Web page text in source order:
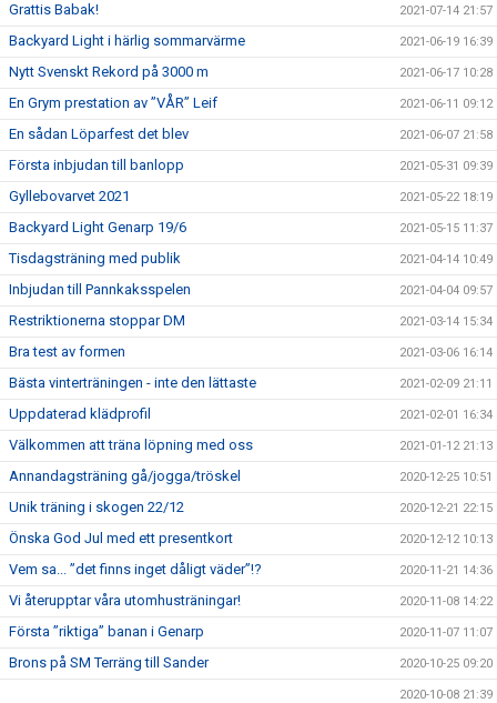
Grattis Babak! 2021-07-14 21:57
Backyard Light i härlig sommarvärme 2021-06-19 16:39
Nytt Svenskt Rekord på 3000 m 2021-06-17 10:28
En Grym prestation av ”VÅR” Leif 2021-06-11 09:12
En sådan Löparfest det blev 2021-06-07 21:58
Första inbjudan till banlopp 2021-05-31 09:39
Gyllebovarvet 2021 2021-05-22 18:19
Backyard Light Genarp 19/6 2021-05-15 11:37
Tisdagsträning med publik 2021-04-14 10:49
Inbjudan till Pannkaksspelen 2021-04-04 09:57
Restriktionerna stoppar DM 2021-03-14 15:34
Bra test av formen 2021-03-06 16:14
Bästa vinterträningen - inte den lättaste 2021-02-09 21:11
Uppdaterad klädprofil 2021-02-01 16:34
Välkommen att träna löpning med oss 2021-01-12 21:13
Annandagsträning gå/jogga/tröskel 2020-12-25 10:51
Unik träning i skogen 22/12 2020-12-21 22:15
Önska God Jul med ett presentkort 2020-12-12 10:13
Vem sa... ”det finns inget dåligt väder”!? 2020-11-21 14:36
Vi återupptar våra utomhusträningar! 2020-11-08 14:22
Första ”riktiga” banan i Genarp 2020-11-07 11:07
Brons på SM Terräng till Sander 2020-10-25 09:20
2020-10-08 21:39